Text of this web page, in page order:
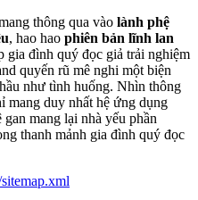
thông qua vào lành phệ
, hao hao phiên bản lĩnh lan
gia đình quý đọc giả trải nghiệm
quyến rũ mê nghi một biện
như tình huống. Nhìn thông
duy nhất hệ ứng dụng
mang lại nhà yếu phần
thanh mảnh gia đình quý đọc